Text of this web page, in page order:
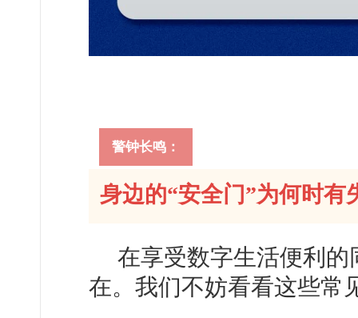
警钟长鸣：
身边的“安全门”为何时有
在享受数字生活便利
在。我们不妨看看这些常